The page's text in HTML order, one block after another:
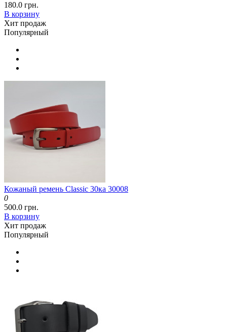
180.0 грн.
В корзину
Хит продаж
Популярный
Кожаный ремень Classic 30ка 30008
0
500.0 грн.
В корзину
Хит продаж
Популярный